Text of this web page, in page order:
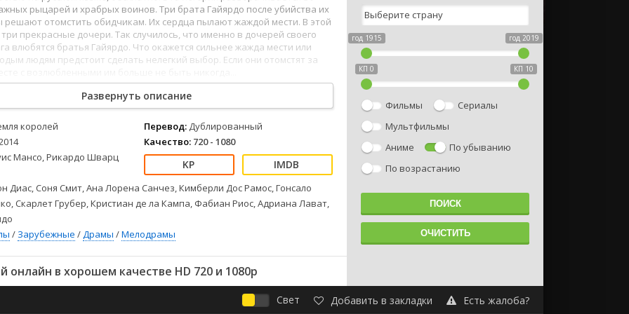
Детские
Драмы
Комедии
Спорт
Триллеры
Ужасы
2022
2021
Зарубежные
Фильмы из соцетей
рыцарей и храбрых воинов. Три брата Гайярдо после убийства их
решают отомстить обидчикам. Их сердца пылают жаждой мести. В этой
прекрасные дочери. Так случилось, что именно в дочерей своего
влюбятся братья Гайярдо. Что окажется сильнее жажда мести или
людям предстоит сделать нелегкий выбор. Если они отомстят за
Развернуть описание
королей
Мансо, Рикардо Шварц
Перевод: Дублированный
Качество: 720 - 1080
Диас, Соня Смит, Ана Лорена Санчез, Кимберли Дос Рамос, Гонсало
Скарлет Грубер, Кристиан де ла Кампа, Фабиан Риос, Адриана Лават,
/ Зарубежные /Драмы /Мелодрамы
онлайн в хорошем качестве HD 720 и 1080p
год 1915 год 2019
КП 0 КП 10
Фильмы
Сериалы
Мультфильмы
Аниме
По убыванию
По возрастанию
Свет Добавить в закладки Есть жалоба?